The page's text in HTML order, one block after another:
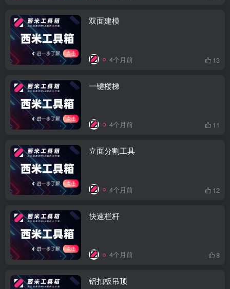
双面建模
4个月前 13
一键楼梯
4个月前 11
立面分割工具
4个月前 12
快速栏杆
4个月前 8
铝扣板吊顶